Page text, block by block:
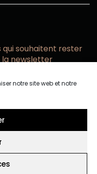
notre site web et notre
qui souhaitent rester
la newsletter